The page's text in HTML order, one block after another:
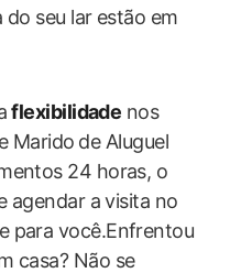
seu lar estão em
flexibilidade nos
Marido ⁢de‌ Aluguel
24 horas, o
agendar a visita no
para você.Enfrentou
casa? Não se